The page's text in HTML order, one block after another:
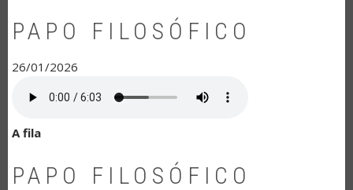
PAPO FILOSÓFICO
26/01/2026
A fila
PAPO FILOSÓFICO